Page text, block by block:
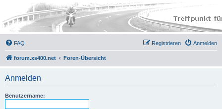
FAQ Anmelden
Registrieren
forum.xs400.net Foren-Übersicht
Anmelden
Benutzername: